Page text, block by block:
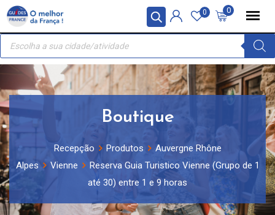
Painel de Gerenciamento de Cookies
Skip
content
0
0
Recherche
produits
Boutique
Recepção Produtos
Auvergne Rhône
Alpes
Vienne
Reserva Guia Turistico Vienne (Grupo de 1
até 30) entre 1 e 9 horas